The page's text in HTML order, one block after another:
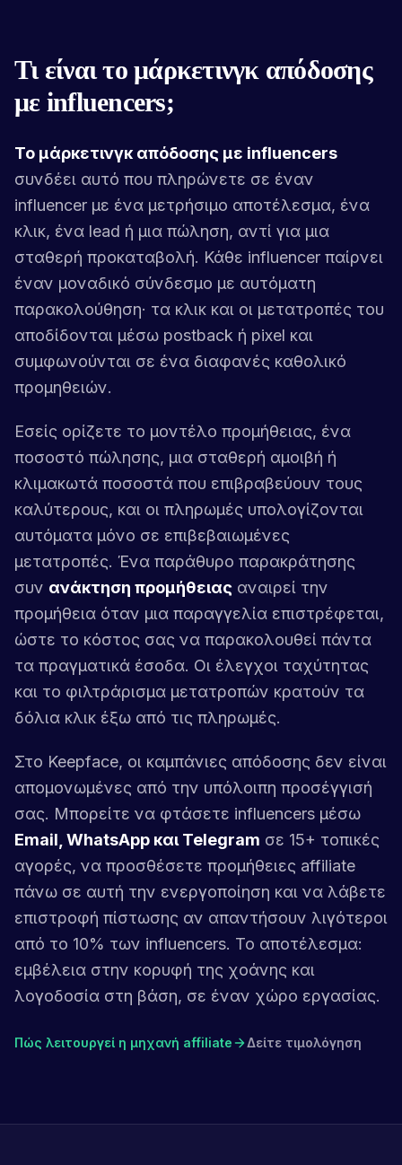
Τι είναι το μάρκετινγκ απόδοσης
με influencers;
Το μάρκετινγκ απόδοσης με influencers
συνδέει αυτό που πληρώνετε σε έναν
influencer με ένα μετρήσιμο αποτέλεσμα, ένα
κλικ, ένα lead ή μια πώληση, αντί για μια
σταθερή προκαταβολή. Κάθε influencer παίρνει
έναν μοναδικό σύνδεσμο με αυτόματη
παρακολούθηση· τα κλικ και οι μετατροπές του
αποδίδονται μέσω postback ή pixel και
συμφωνούνται σε ένα διαφανές καθολικό
προμηθειών.
Εσείς ορίζετε το μοντέλο προμήθειας, ένα
ποσοστό πώλησης, μια σταθερή αμοιβή ή
κλιμακωτά ποσοστά που επιβραβεύουν τους
καλύτερους, και οι πληρωμές υπολογίζονται
αυτόματα μόνο σε επιβεβαιωμένες
μετατροπές. Ένα παράθυρο παρακράτησης
συν ανάκτηση προμήθειας αναιρεί την
προμήθεια όταν μια παραγγελία επιστρέφεται,
ώστε το κόστος σας να παρακολουθεί πάντα
τα πραγματικά έσοδα. Οι έλεγχοι ταχύτητας
και το φιλτράρισμα μετατροπών κρατούν τα
δόλια κλικ έξω από τις πληρωμές.
Στο Keepface, οι καμπάνιες απόδοσης δεν είναι
απομονωμένες από την υπόλοιπη προσέγγισή
σας. Μπορείτε να φτάσετε influencers μέσω
Email, WhatsApp και Telegram σε 15+ τοπικές
αγορές, να προσθέσετε προμήθειες affiliate
πάνω σε αυτή την ενεργοποίηση και να λάβετε
επιστροφή πίστωσης αν απαντήσουν λιγότεροι
από το 10% των influencers. Το αποτέλεσμα:
εμβέλεια στην κορυφή της χοάνης και
λογοδοσία στη βάση, σε έναν χώρο εργασίας.
Πώς λειτουργεί η μηχανή affiliate Δείτε τιμολόγηση